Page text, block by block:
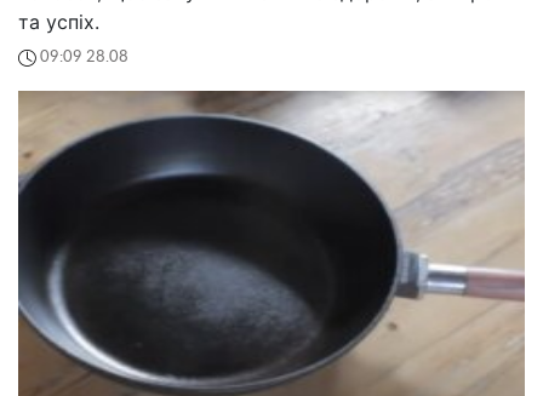
Десятикратне зростання тарифів на світло: як
українці оплачують сотні мільярдів чужих боргів